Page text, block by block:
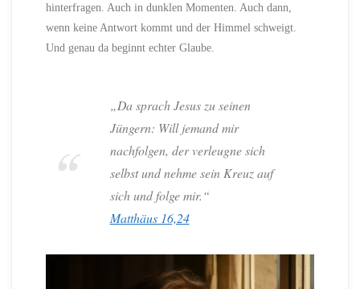
hinterfragen. Auch in dunklen Momenten. Auch dann,
wenn keine Antwort kommt und der Himmel schweigt.
Und genau da beginnt echter Glaube.
„Da sprach Jesus zu seinen
Jüngern: Will jemand mir
nachfolgen, der verleugne sich
selbst und nehme sein Kreuz auf
sich und folge mir.“
Matthäus 16,24